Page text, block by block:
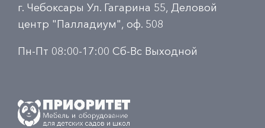
г. Чебоксары Ул. Гагарина 55, Деловой
центр "Палладиум", оф. 508
Пн-Пт 08:00-17:00 Сб-Вс Выходной